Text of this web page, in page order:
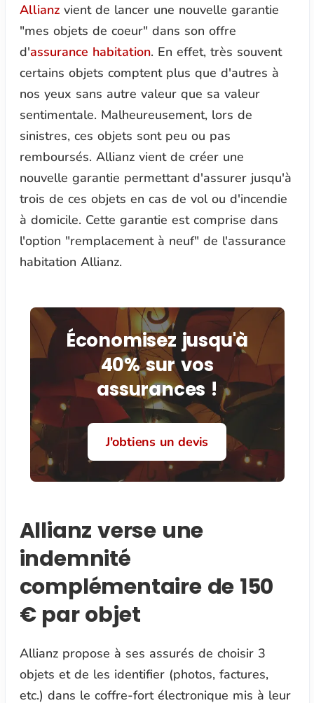
Allianzvient de lancer une nouvelle garantie
"mes objets de coeur" dans son offre
d'assurance habitation. En effet, très souvent
certains objets comptent plus que d'autres à
nos yeux sans autre valeur que sa valeur
sentimentale. Malheureusement, lors de
sinistres, ces objets sont peu ou pas
remboursés. Allianz vient de créer une
nouvelle garantie permettant d'assurer jusqu'à
trois de ces objets en cas de vol ou d'incendie
à domicile. Cette garantie est comprise dans
l'option "remplacement à neuf" de l'assurance
habitation Allianz.
Économisez jusqu'à
40% sur vos
assurances !
J'obtiens un devis
Allianz verse une
indemnité
complémentaire de 150
€ par objet
Allianz propose à ses assurés de choisir 3
objets et de les identifier (photos, factures,
etc.) dans le coffre-fort électronique mis à leur